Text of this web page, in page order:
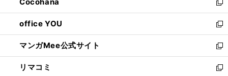
で
開
く
ド
ウ
で
開
く
い
ウ
ィ
ン
ド
ウ
で
新
し
い
ウ
ィ
ン
ド
office YOU
新
し
い
ウ
ィ
マンガMee公式サイト
新
し
い
リマコミ
新